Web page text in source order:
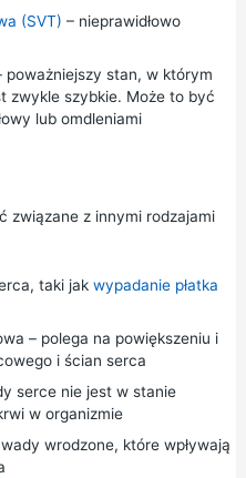
(SVT) – nieprawidłowo
stan, w którym
zwykle szybkie. Może to być
lub omdleniami
związane z innymi rodzajami
taki jak wypadanie płatka
– polega na powiększeniu i
i ścian serca
serce nie jest w stanie
w organizmie
wrodzone, które wpływają